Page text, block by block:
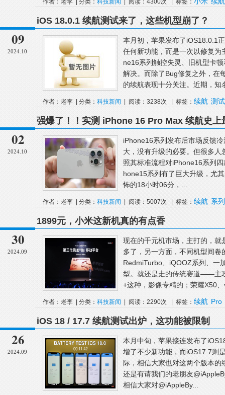
作者：老李 | 分类： 科技新闻 | 阅读：4300次 | 标签：
09
2024.10
iOS 18.0.1 续航测试来了，这些机型崩了？
本月初，苹果发布了iOS18.0.1
任何新功能，而是一次以修复
ne16系列触控失灵、旧机型卡
解决。而除了Bug修复之外，在
的续航表现十分关注。近期，知
作者：老李 | 分类： 科技新闻 | 阅读：3238次 | 标签： 续航 测试
02
2024.10
强爆了！！实测 iPhone 16 Pro Max 续航史上
iPhone16系列发布后市场反馈
大，没有升级的必要。但很多
照其标准流程对iPhone16系列
hone15系列有了巨大升级，尤
怖的18小时06分，...
作者：老李 | 分类： 科技新闻 | 阅读：5007次 | 标签： 续航 系列
30
2024.09
1899元，小米这新机真的有点香
现在的千元机市场，主打的，
多了，另一方面，不同机型间
RedmiTurbo、iQOOZ系列、一
型。就还是走的传统赛道——主
+这种，影像专精的；荣耀X50
作者：老李 | 分类： 科技新闻 | 阅读：2290次 | 标签： 续航 Pro
26
2024.09
iOS 18 / 17.7 续航测试出炉，这功能被限制
本月中旬，苹果接连发布了
增了不少新功能，而iOS17.7则
际，相信大家也对这两个版本
还是有请我们的老朋友
相信大家对@iAppleBy...